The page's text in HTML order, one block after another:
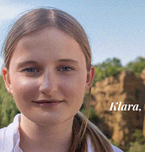
Scomparso da una
Fiorentino l’uomo che
Levane nel 2020
Articolo precedente
Alle ragazze della A.S. Datte la vittoria
nel campionato di calcio a 5 femminile
Anspi